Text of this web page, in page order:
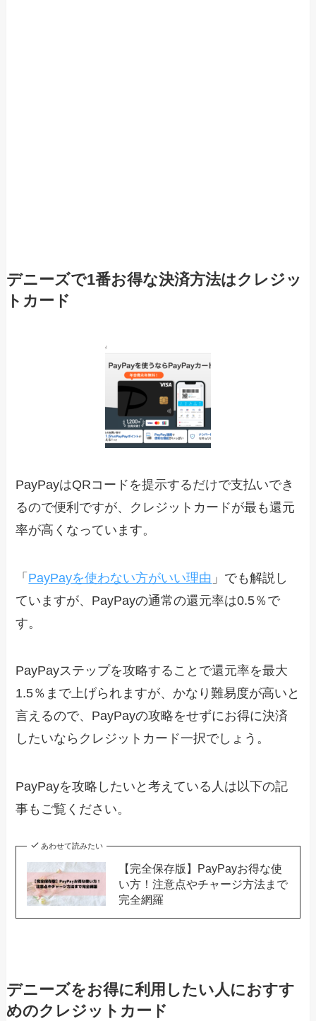
デニーズで1番お得な決済方法はクレジッ
トカード
PayPayはQRコードを提示するだけで支払いでき
るので便利ですが、クレジットカードが最も還元
率が高くなっています。
「 PayPayを使わない方がいい理由 」でも解説し
ていますが、PayPayの通常の還元率は0.5％で
す。
PayPayステップを攻略することで還元率を最大
1.5％まで上げられますが、かなり難易度が高いと
言えるので、PayPayの攻略をせずにお得に決済
したいならクレジットカード一択でしょう。
PayPayを攻略したいと考えている人は以下の記
事もご覧ください。
あわせて読みたい
【完全保存版】PayPayお得な使
い方！注意点やチャージ方法まで
完全網羅
デニーズをお得に利用したい人におすす
めのクレジットカード